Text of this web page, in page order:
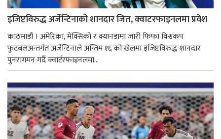
इजिप्टविरुद्ध अर्जेन्टिनाको शानदार जित, क्वाटरफाइनलमा प्रवेश
काठमाडौं । अमेरिका, मेक्सिको र क्यानडामा जारी फिफा विश्वकप
फुटबलअन्तर्गत अर्जेन्टिनाले अन्तिम १६ को खेलमा इजिप्टविरुद्ध शानदार
पुनरागमन गर्दै क्वार्टरफाइनलमा...